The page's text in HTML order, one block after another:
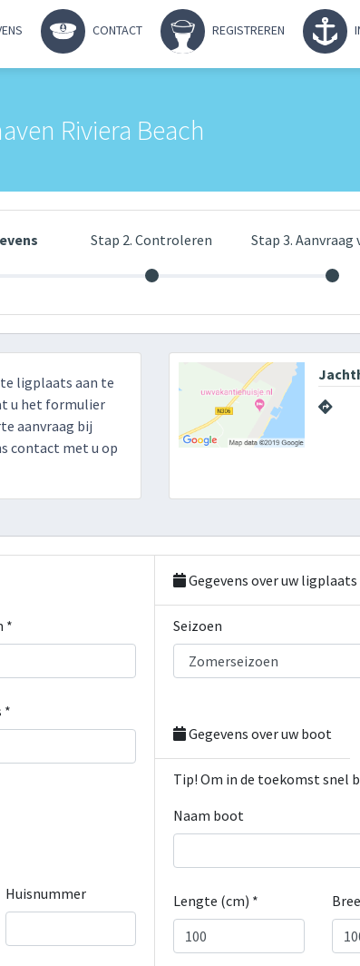
CONTACT REGISTREREN
Riviera Beach
Stap 2. Controleren Stap 3. Aanvraag
ligplaats aan te
u het formulier
aanvraag bij
contact met u op
*
*
Huisnummer
Gegevens over uw ligplaats
Seizoen
Gegevens over uw boot
Tip! Om in de toekomst snel
Naam boot
Lengte (cm) *